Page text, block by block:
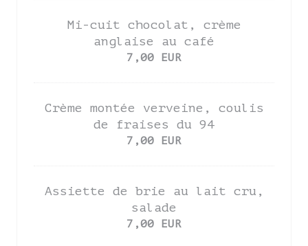
Mi-cuit chocolat, crème
anglaise au café
7,00 EUR
Crème montée verveine, coulis
de fraises du 94
7,00 EUR
Assiette de brie au lait cru,
salade
7,00 EUR